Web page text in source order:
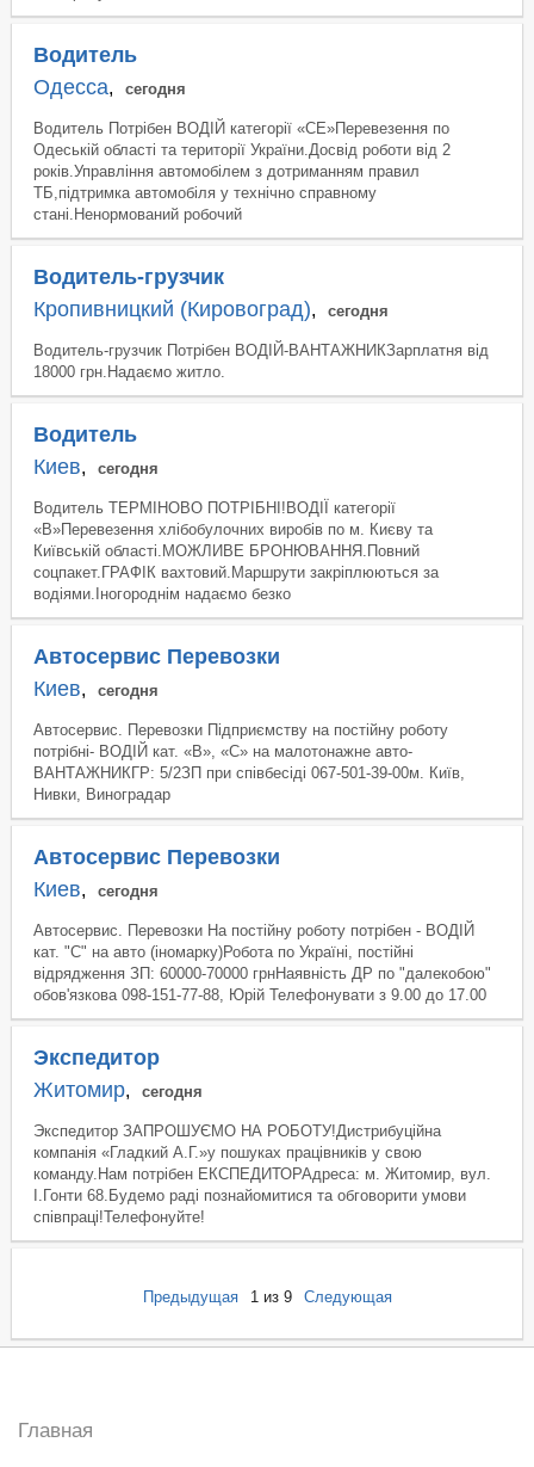
Водитель
Одесса, сегодня
Водитель Потрібен ВОДІЙ категорії «CE»Перевезення по
Одеській області та території України.Досвід роботи від 2
років.Управління автомобілем з дотриманням правил
ТБ,підтримка автомобіля у технічно справному
стані.Ненормований робочий
Водитель-грузчик
Кропивницкий (Кировоград), сегодня
Водитель-грузчик Потрібен ВОДІЙ-ВАНТАЖНИКЗарплатня від
18000 грн.Надаємо житло.
Водитель
Киев, сегодня
Водитель ТЕРМІНОВО ПОТРІБНІ!ВОДІЇ категорії
«В»Перевезення хлібобулочних виробів по м. Києву та
Київській області.МОЖЛИВЕ БРОНЮВАННЯ.Повний
соцпакет.ГРАФІК вахтовий.Маршрути закріплюються за
водіями.Іногороднім надаємо безко
Автосервис Перевозки
Киев, сегодня
Автосервис. Перевозки Підприємству на постійну роботу
потрібні- ВОДІЙ кат. «В», «С» на малотонажне авто-
ВАНТАЖНИКГР: 5/2ЗП при співбесіді 067-501-39-00м. Київ,
Нивки, Виноградар
Автосервис Перевозки
Киев, сегодня
Автосервис. Перевозки На постійну роботу потрібен - ВОДІЙ
кат. "С" на авто (іномарку)Робота по Україні, постійні
відрядження ЗП: 60000-70000 грнНаявність ДР по "далекобою"
обов'язковa 098-151-77-88, Юрій Телефонувати з 9.00 до 17.00
Экспедитор
Житомир, сегодня
Экспедитор ЗАПРОШУЄМО НА РОБОТУ!Дистрибуційна
компанія «Гладкий А.Г.»у пошуках працівників у свою
команду.Нам потрібен ЕКСПЕДИТОРАдреса: м. Житомир, вул.
І.Гонти 68.Будемо раді познайомитися та обговорити умови
співпраці!Телефонуйте!
Предыдущая 1 из 9 Следующая
Главная